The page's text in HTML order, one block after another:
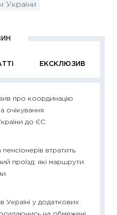
України
ЕКСКЛЮЗИВ
про координацію
очікування
до ЄС
втратить
проїзд: які маршрути
Україні у додаткових